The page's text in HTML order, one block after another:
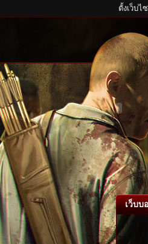
ตั้งเว็บไ
เว็บบ